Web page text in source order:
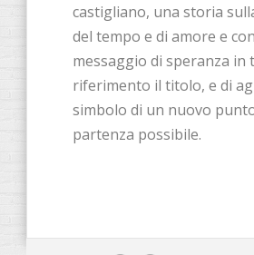
castigliano, una storia
del tempo e di amore e
messaggio di speranza in
riferimento il titolo, e di
simbolo di un nuovo
partenza possibile.